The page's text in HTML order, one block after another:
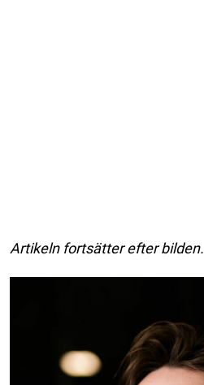
Artikeln fortsätter efter bilden.